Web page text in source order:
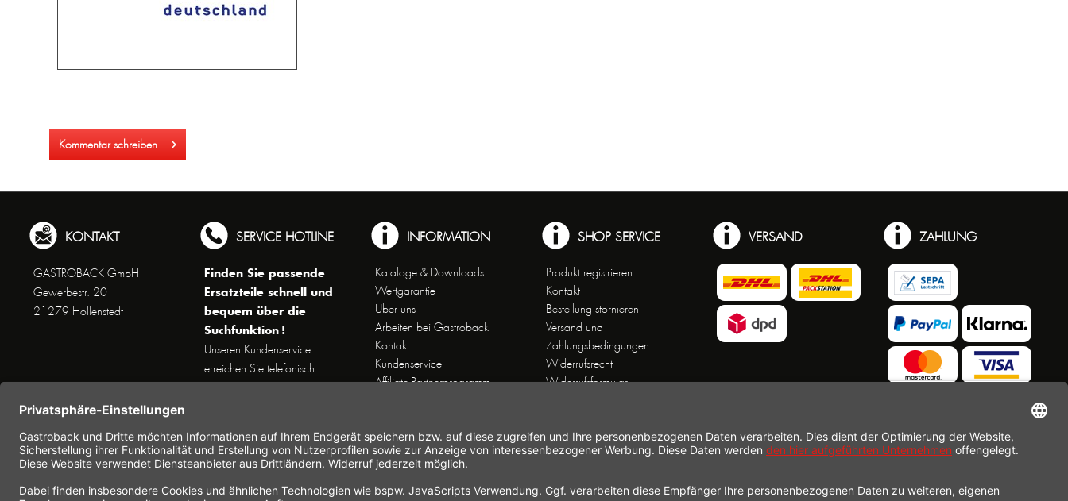
Kommentar schreiben
KONTAKT
GASTROBACK GmbH
Gewerbestr. 20
21279 Hollenstedt
SERVICE HOTLINE
Finden Sie passende
Ersatzteile schnell und
bequem über die
Suchfunktion !
Unseren Kundenservice
erreichen Sie telefonisch
(0) 41 65 / 22 25 - 0
Nutzen Sie unser
INFORMATION
Kataloge & Downloads
Wertgarantie
Über uns
Arbeiten bei Gastroback
Kontakt
Kundenservice
Affiliate-Partnerprogramm
Handelsvertretungen
Allgemeine
Geschäftsbedingungen
Datenschutz
SHOP SERVICE
Produkt registrieren
Kontakt
Bestellung stornieren
Versand und
Zahlungsbedingungen
Widerrufsrecht
Widerrufsformular
VERSAND ZAHLUNG